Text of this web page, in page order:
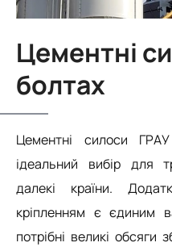
Цементні
болтах
Цементні силоси
ідеальний вибір для
далекі країни.
кріпленням є єдиним
потрібні великі обсяги